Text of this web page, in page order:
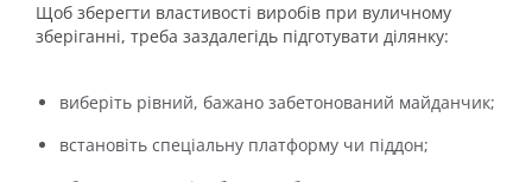
Щоб зберегти властивості виробів при вуличному
зберіганні, треба заздалегідь підготувати ділянку:
виберіть рівний, бажано забетонований майданчик;
встановіть спеціальну платформу чи піддон;